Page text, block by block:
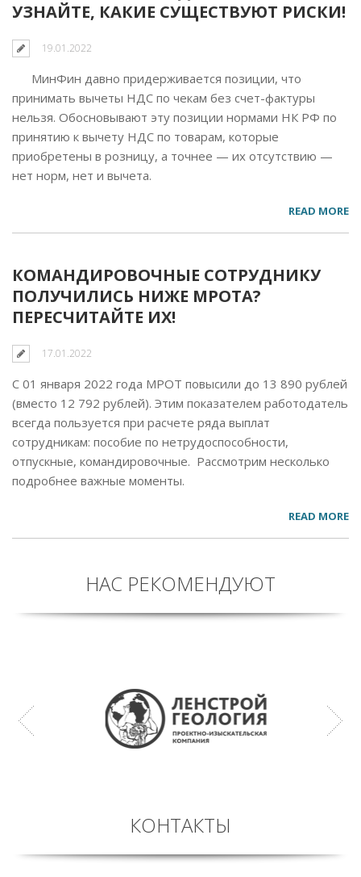
УЗНАЙТЕ, КАКИЕ СУЩЕСТВУЮТ РИСКИ!
19.01.2022
МинФин давно придерживается позиции, что
принимать вычеты НДС по чекам без счет-фактуры
нельзя. Обосновывают эту позиции нормами НК РФ по
принятию к вычету НДС по товарам, которые
приобретены в розницу, а точнее — их отсутствию —
нет норм, нет и вычета.
READ MORE
КОМАНДИРОВОЧНЫЕ СОТРУДНИКУ
ПОЛУЧИЛИСЬ НИЖЕ МРОТА?
ПЕРЕСЧИТАЙТЕ ИХ!
17.01.2022
С 01 января 2022 года МРОТ повысили до 13 890 рублей
(вместо 12 792 рублей). Этим показателем работодатель
всегда пользуется при расчете ряда выплат
сотрудникам: пособие по нетрудоспособности,
отпускные, командировочные. Рассмотрим несколько
подробнее важные моменты.
READ MORE
НАС РЕКОМЕНДУЮТ
КОНТАКТЫ